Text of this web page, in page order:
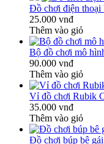
Đồ chơi điện thoại
25.000 vnđ
Thêm vào giỏ
Bộ đồ chơi mô
90.000 vnđ
Thêm vào giỏ
Vỉ đồ chơi Rubik
35.000 vnđ
Thêm vào giỏ
Đồ chơi búp bê